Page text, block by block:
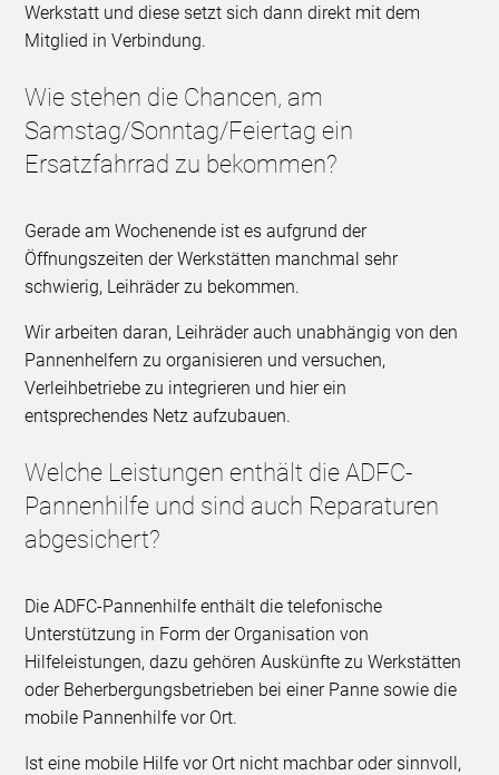
Werkstatt und diese setzt sich dann direkt mit dem
Mitglied in Verbindung.
Wie stehen die Chancen, am
Samstag/Sonntag/Feiertag ein
Ersatzfahrrad zu bekommen?
Gerade am Wochenende ist es aufgrund der
Öffnungszeiten der Werkstätten manchmal sehr
schwierig, Leihräder zu bekommen.
Wir arbeiten daran, Leihräder auch unabhängig von den
Pannenhelfern zu organisieren und versuchen,
Verleihbetriebe zu integrieren und hier ein
entsprechendes Netz aufzubauen.
Welche Leistungen enthält die ADFC-
Pannenhilfe und sind auch Reparaturen
abgesichert?
Die ADFC-Pannenhilfe enthält die telefonische
Unterstützung in Form der Organisation von
Hilfeleistungen, dazu gehören Auskünfte zu Werkstätten
oder Beherbergungsbetrieben bei einer Panne sowie die
mobile Pannenhilfe vor Ort.
Ist eine mobile Hilfe vor Ort nicht machbar oder sinnvoll,